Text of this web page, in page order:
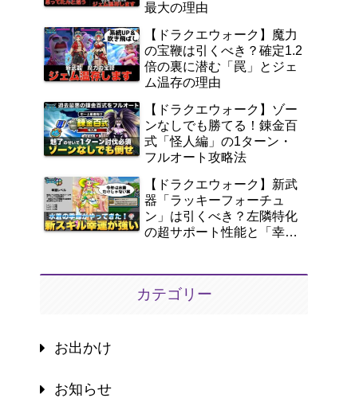
最大の理由
【ドラクエウォーク】魔力
の宝鞭は引くべき？確定1.2
倍の裏に潜む「罠」とジェ
ム温存の理由
【ドラクエウォーク】ゾー
ンなしでも勝てる！錬金百
式「怪人編」の1ターン・
フルオート攻略法
【ドラクエウォーク】新武
器「ラッキーフォーチュ
ン」は引くべき？左隣特化
の超サポート性能と「幸
カテゴリー
お出かけ
お知らせ